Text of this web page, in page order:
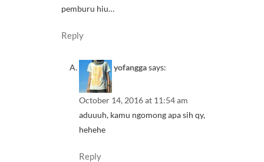
pemburu hiu…
Reply
yofanggasays:
October 14, 2016 at 11:54 am
aduuuh, kamu ngomong apa sih qy,
hehehe
Reply